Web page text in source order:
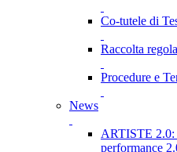
Co-tutele di
Raccolta
Procedure e
News
ARTISTE 2.0:
performance